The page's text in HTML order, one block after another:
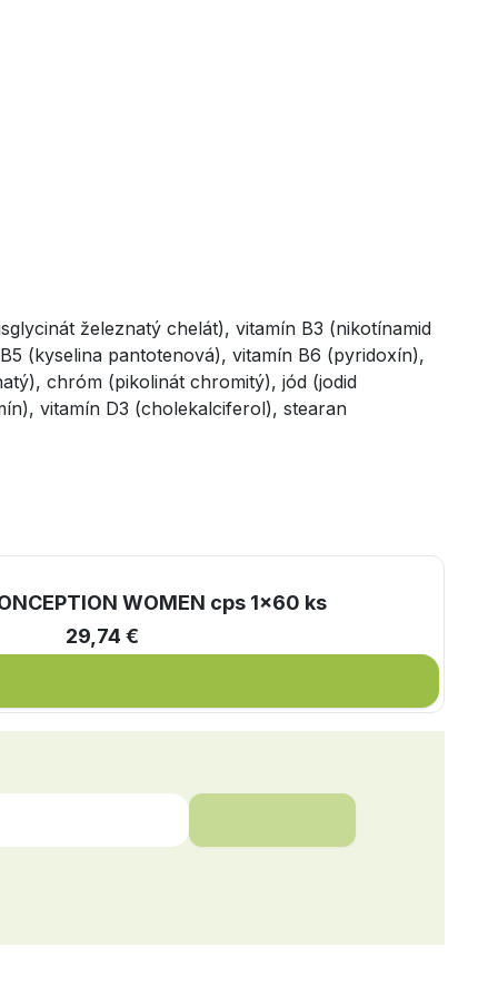
železnatý chelát), vitamín B3 (nikotínamid
(kyselina pantotenová), vitamín B6 (pyridoxín),
chróm (pikolinát chromitý), jód (jodid
vitamín D3 (cholekalciferol), stearan
WOMEN cps 1x60 ks
29,74 €